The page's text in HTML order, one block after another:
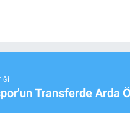
Transferde Arda